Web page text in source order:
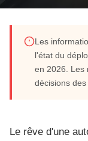
Le péage
vraiment
Les
l'état du
en 2026. Les
décisions
Le rêve d'une